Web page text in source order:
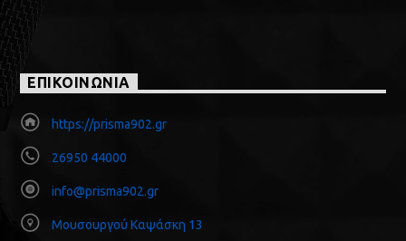
ΕΠΙΚΟΙΝΩΝΙΑ
https://prisma902.gr
26950 44000
info@prisma902.gr
Μουσουργού Καψάσκη 13